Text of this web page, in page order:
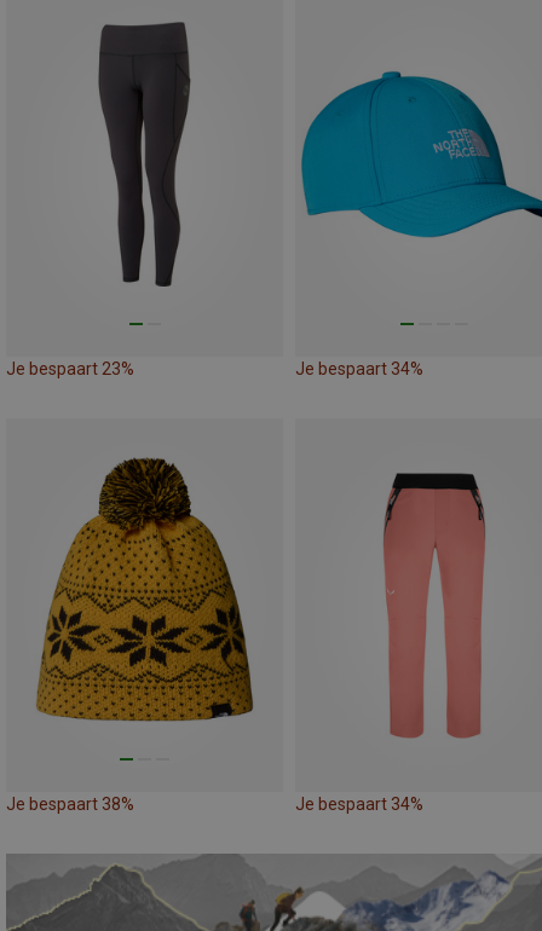
Je bespaart 23% Je bespaart 34%
Je bespaart 38% Je bespaart 34%